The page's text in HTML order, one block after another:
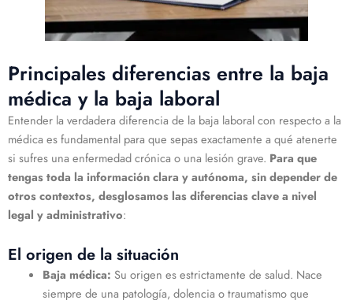
Principales diferencias entre la baja
médica y la baja laboral
Entender la verdadera diferencia de la baja laboral con respecto a la
médica es fundamental para que sepas exactamente a qué atenerte
si sufres una enfermedad crónica o una lesión grave. Para que
tengas toda la información clara y autónoma, sin depender de
otros contextos, desglosamos las diferencias clave a nivel
legal y administrativo:
El origen de la situación
Baja médica: Su origen es estrictamente de salud. Nace
siempre de una patología, dolencia o traumatismo que